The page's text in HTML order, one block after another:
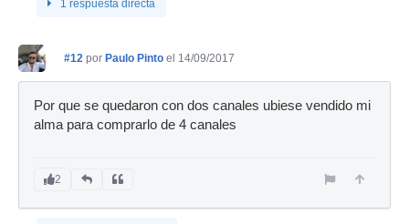
1 respuesta directa
#12 por Paulo Pinto el 14/09/2017
Por que se quedaron con dos canales ubiese vendido mi
alma para comprarlo de 4 canales
2